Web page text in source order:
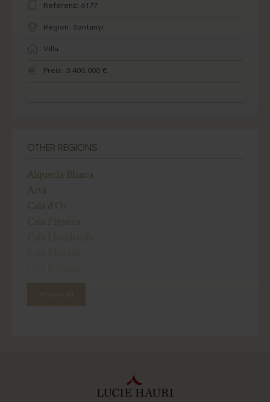
Referenz: 6177
Region: Santanyi
Villa
Preis: 3.400.000 €
OTHER REGIONS:
Alquería Blanca
Artà
Cala d’Or
Cala Figuera
Campos
Palma de Mallorca
View all